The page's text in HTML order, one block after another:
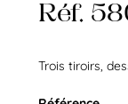
Réf.
Trois tiroirs,